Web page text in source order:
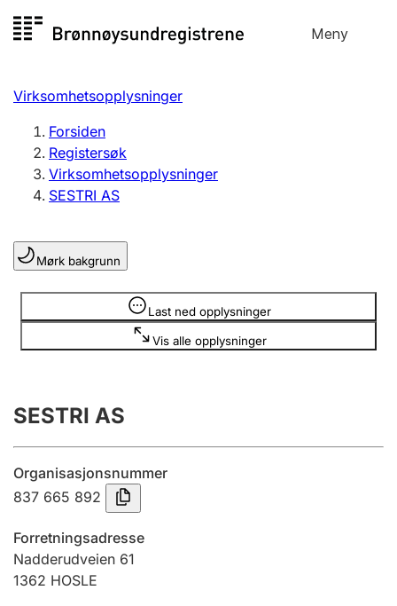
til
Meny
Registersøk
Aksjeselskap
Enkeltpersonforetak
Registrere, endre, slette
Lag og forening
Registrere, endre, slette
Årsregnskap
Innsending og forsinkelsesgebyr
Jeger
Virksomhetsopplysninger
Forsiden
Registersøk
Virksomhetsopplysninger
SESTRI AS
Mørk bakgrunn
Last ned opplysninger
Vis alle opplysninger
Opplysninger er skjult
SESTRI AS
Organisasjonsnummer
837 665 892
Forretningsadresse
Nadderudveien 61
1362 HOSLE